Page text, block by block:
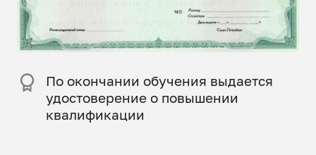
По окончании обучения выдается
удостоверение о повышении
квалификации